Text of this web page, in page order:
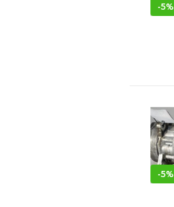
-5%
-5%